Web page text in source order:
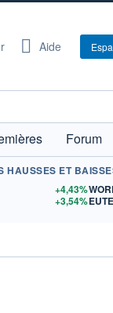
Aide
Forum
HAUSSES ET
+4,43%
+3,54%